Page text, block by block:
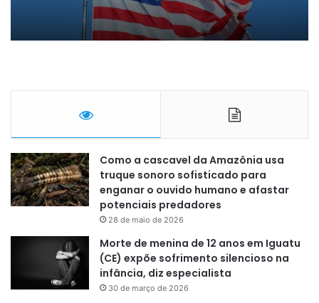
Como a cascavel da Amazônia usa
truque sonoro sofisticado para
enganar o ouvido humano e afastar
potenciais predadores
28 de maio de 2026
Morte de menina de 12 anos em Iguatu
(CE) expõe sofrimento silencioso na
infância, diz especialista
30 de março de 2026